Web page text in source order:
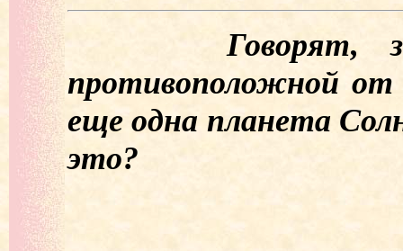
Говорят, за
противоположной от
еще одна планета
это?